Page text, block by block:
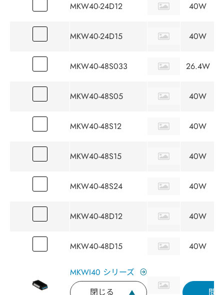
MKW40-24D12 40W
MKW40-24D15 40W
MKW40-48S033 26.4W
MKW40-48S05 40W
MKW40-48S12 40W
MKW40-48S15 40W
MKW40-48S24 40W
MKW40-48D12 40W
MKW40-48D15 40W
MKWI40 シリーズ
閉じる
問